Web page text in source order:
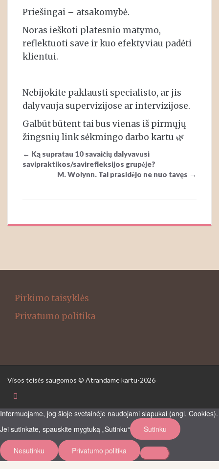
Priešingai – atsakomybė.
Noras ieškoti platesnio matymo,
reflektuoti save ir kuo efektyviau padėti
klientui.
Nebijokite paklausti specialisto, ar jis
dalyvauja supervizijose ar intervizijose.
Galbūt būtent tai bus vienas iš pirmųjų
žingsnių link sėkmingo darbo kartu 🌿
Post
navigation
← Ką supratau 10 savaičių dalyvavusi
savipraktikos/savirefleksijos grupėje?
M. Wolynn. Tai prasidėjo ne nuo tavęs →
Pirkimo taisyklės
Privatumo politika
Visos teisės saugomos © Atrandame kartu-2026
Informuojame, jog šioje svetainėje naudojami slapukai (angl. Cookies).
Jei sutinkate, spauskite mygtuką „Sutinku“
Sutinku
Nesutinku Privatumo politika